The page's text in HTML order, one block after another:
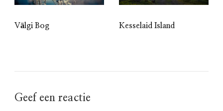
Välgi Bog Kesselaid Island
Geef een reactie